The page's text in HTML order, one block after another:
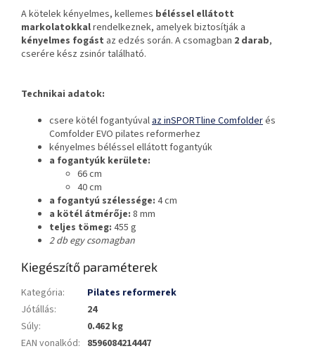
A kötelek kényelmes, kellemes béléssel ellátott
markolatokkalrendelkeznek, amelyek biztosítják a
kényelmes fogást az edzés során. A csomagban 2 darab,
cserére kész zsinór található.
Technikai adatok:
csere kötél fogantyúval az inSPORTline Comfolderés
Comfolder EVO pilates reformerhez
kényelmes béléssel ellátott fogantyúk
a fogantyúk kerülete:
66 cm
40 cm
a fogantyú szélessége: 4cm
a kötél átmérője: 8 mm
teljes tömeg: 455 g
2 db egy csomagban
Kiegészítő paraméterek
Kategória:
Pilates reformerek
Jótállás:
24
Súly:
0.462 kg
EAN vonalkód: 8596084214447